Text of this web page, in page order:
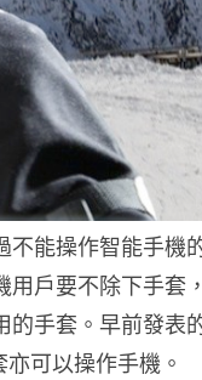
不能操作智能手機
用戶要不除下手套
的手套。早前發表
可以操作手機。